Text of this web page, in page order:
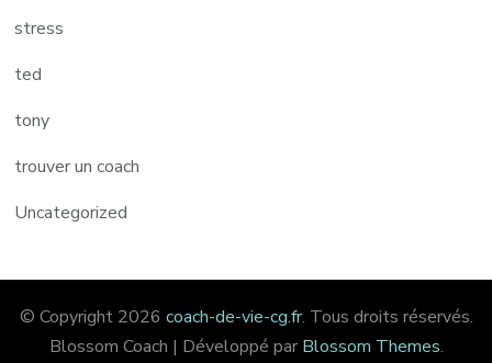
stress
ted
tony
trouver un coach
Uncategorized
© Copyright 2026 coach-de-vie-cg.fr. Tous droits réservés.
Blossom Coach | Développé par Blossom Themes.